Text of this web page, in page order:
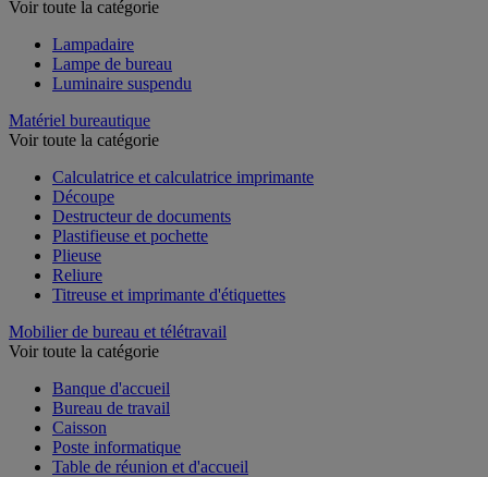
Voir toute la catégorie
Lampadaire
Lampe de bureau
Luminaire suspendu
Matériel bureautique
Voir toute la catégorie
Calculatrice et calculatrice imprimante
Découpe
Destructeur de documents
Plastifieuse et pochette
Plieuse
Reliure
Titreuse et imprimante d'étiquettes
Mobilier de bureau et télétravail
Voir toute la catégorie
Banque d'accueil
Bureau de travail
Caisson
Poste informatique
Table de réunion et d'accueil